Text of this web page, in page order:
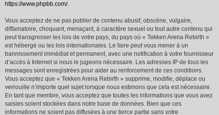
https://www.phpbb.com/.
Vous acceptez de ne pas publier de contenu abusif, obscène, vulgaire,
diffamatoire, choquant, menaçant, à caractère sexuel ou tout autre contenu qui
peut transgresser les lois de votre pays, du pays où « Tekken Arena Rebirth »
est hébergé ou les lois internationales. Le faire peut vous mener à un
bannissement immédiat et permanent, avec une notification à votre fournisseur
d’accès à Internet si nous le jugeons nécessaire. Les adresses IP de tous les
messages sont enregistrées pour aider au renforcement de ces conditions.
Vous acceptez que « Tekken Arena Rebirth » supprime, modifie, déplace ou
verrouille n’importe quel sujet lorsque nous estimons que cela est nécessaire.
En tant que membre, vous acceptez que toutes les informations que vous avez
saisies soient stockées dans notre base de données. Bien que ces
informations ne soient pas diffusées à une tierce partie sans votre